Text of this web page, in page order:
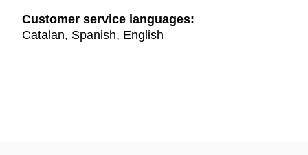
Customer service languages:
Catalan, Spanish, English